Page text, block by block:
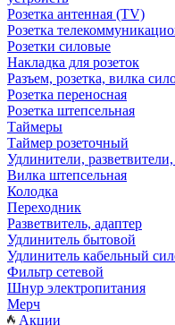
Розетка антенная (TV)
Розетка
Розетки силовые
Накладка для розеток
Разъем, розетка, вилка
Розетка переносная
Розетка штепсельная
Таймеры
Таймер розеточный
Удлинители,
Вилка штепсельная
Колодка
Переходник
Разветвитель, адаптер
Удлинитель бытовой
Удлинитель кабельный
Фильтр сетевой
Шнур электропитания
Мерч
Акции